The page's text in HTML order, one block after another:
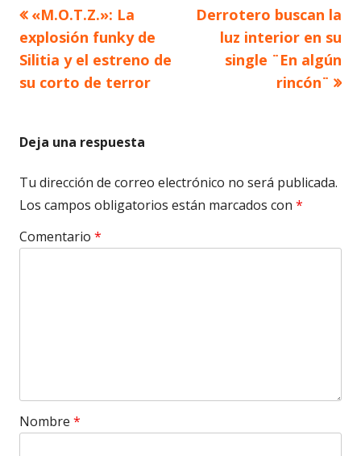
Navegación
de
entradas
Artículo
anterior
«M.O.T.Z.»: La
explosión funky de
Silitia y el estreno de
su corto de terror
Artículo
siguiente
Derrotero buscan la
luz interior en su
single ¨En algún
rincón¨
Deja una respuesta
Tu dirección de correo electrónico no será publicada.
Los campos obligatorios están marcados con *
Comentario *
Nombre *